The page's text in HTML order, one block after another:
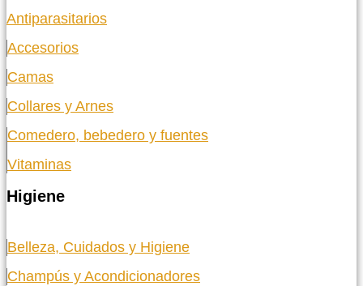
Antiparasitarios
Accesorios
Camas
Collares y Arnes
Comedero, bebedero y fuentes
Vitaminas
Higiene
Belleza, Cuidados y Higiene
Champús y Acondicionadores